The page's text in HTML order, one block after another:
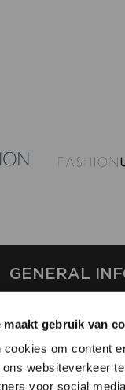
maakt gebruik van
cookies om content
ons websiteverkeer
voor social
GENERAL
CONTACT
FAQ
PARTNERS
ADVERTISE